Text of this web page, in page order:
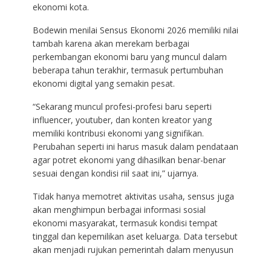
ekonomi kota.
Bodewin menilai Sensus Ekonomi 2026 memiliki nilai
tambah karena akan merekam berbagai
perkembangan ekonomi baru yang muncul dalam
beberapa tahun terakhir, termasuk pertumbuhan
ekonomi digital yang semakin pesat.
“Sekarang muncul profesi-profesi baru seperti
influencer, youtuber, dan konten kreator yang
memiliki kontribusi ekonomi yang signifikan.
Perubahan seperti ini harus masuk dalam pendataan
agar potret ekonomi yang dihasilkan benar-benar
sesuai dengan kondisi riil saat ini,” ujarnya.
Tidak hanya memotret aktivitas usaha, sensus juga
akan menghimpun berbagai informasi sosial
ekonomi masyarakat, termasuk kondisi tempat
tinggal dan kepemilikan aset keluarga. Data tersebut
akan menjadi rujukan pemerintah dalam menyusun